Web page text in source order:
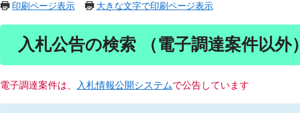
印刷ページ表示 大きな文字で印刷ページ表示
入札公告の検索 （電子調達案件以外）
電子調達案件は、 入札情報公開システムで公告しています